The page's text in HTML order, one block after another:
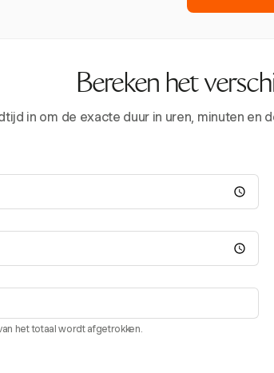
Bereken het
in om de exacte duur in uren, minuten
het totaal wordt afgetrokken.